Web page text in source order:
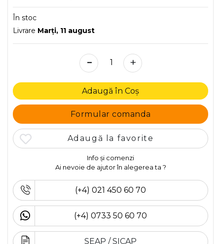
În stoc
Livrare Marţi, 11 august
- +
Adaugă în Coș
Formular comanda
Adaugă la favorite
Info și comenzi
Ai nevoie de ajutor în alegerea ta ?
(+4) 021 450 60 70
(+4) 0733 50 60 70
SEAP / SICAP